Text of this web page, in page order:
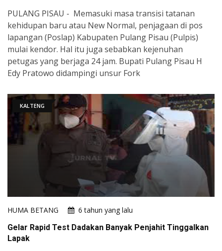
PULANG PISAU - Memasuki masa transisi tatanan
kehidupan baru atau New Normal, penjagaan di pos
lapangan (Poslap) Kabupaten Pulang Pisau (Pulpis)
mulai kendor. Hal itu juga sebabkan kejenuhan
petugas yang berjaga 24 jam. Bupati Pulang Pisau H
Edy Pratowo didampingi unsur Fork
KALTENG
HUMA BETANG
6 tahun yang lalu
Gelar Rapid Test Dadakan Banyak Penjahit Tinggalkan
Lapak